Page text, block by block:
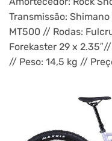
Transmissão:
MT500 // Rodas:
Forekaster 29 x
// Peso: 14,5 kg //